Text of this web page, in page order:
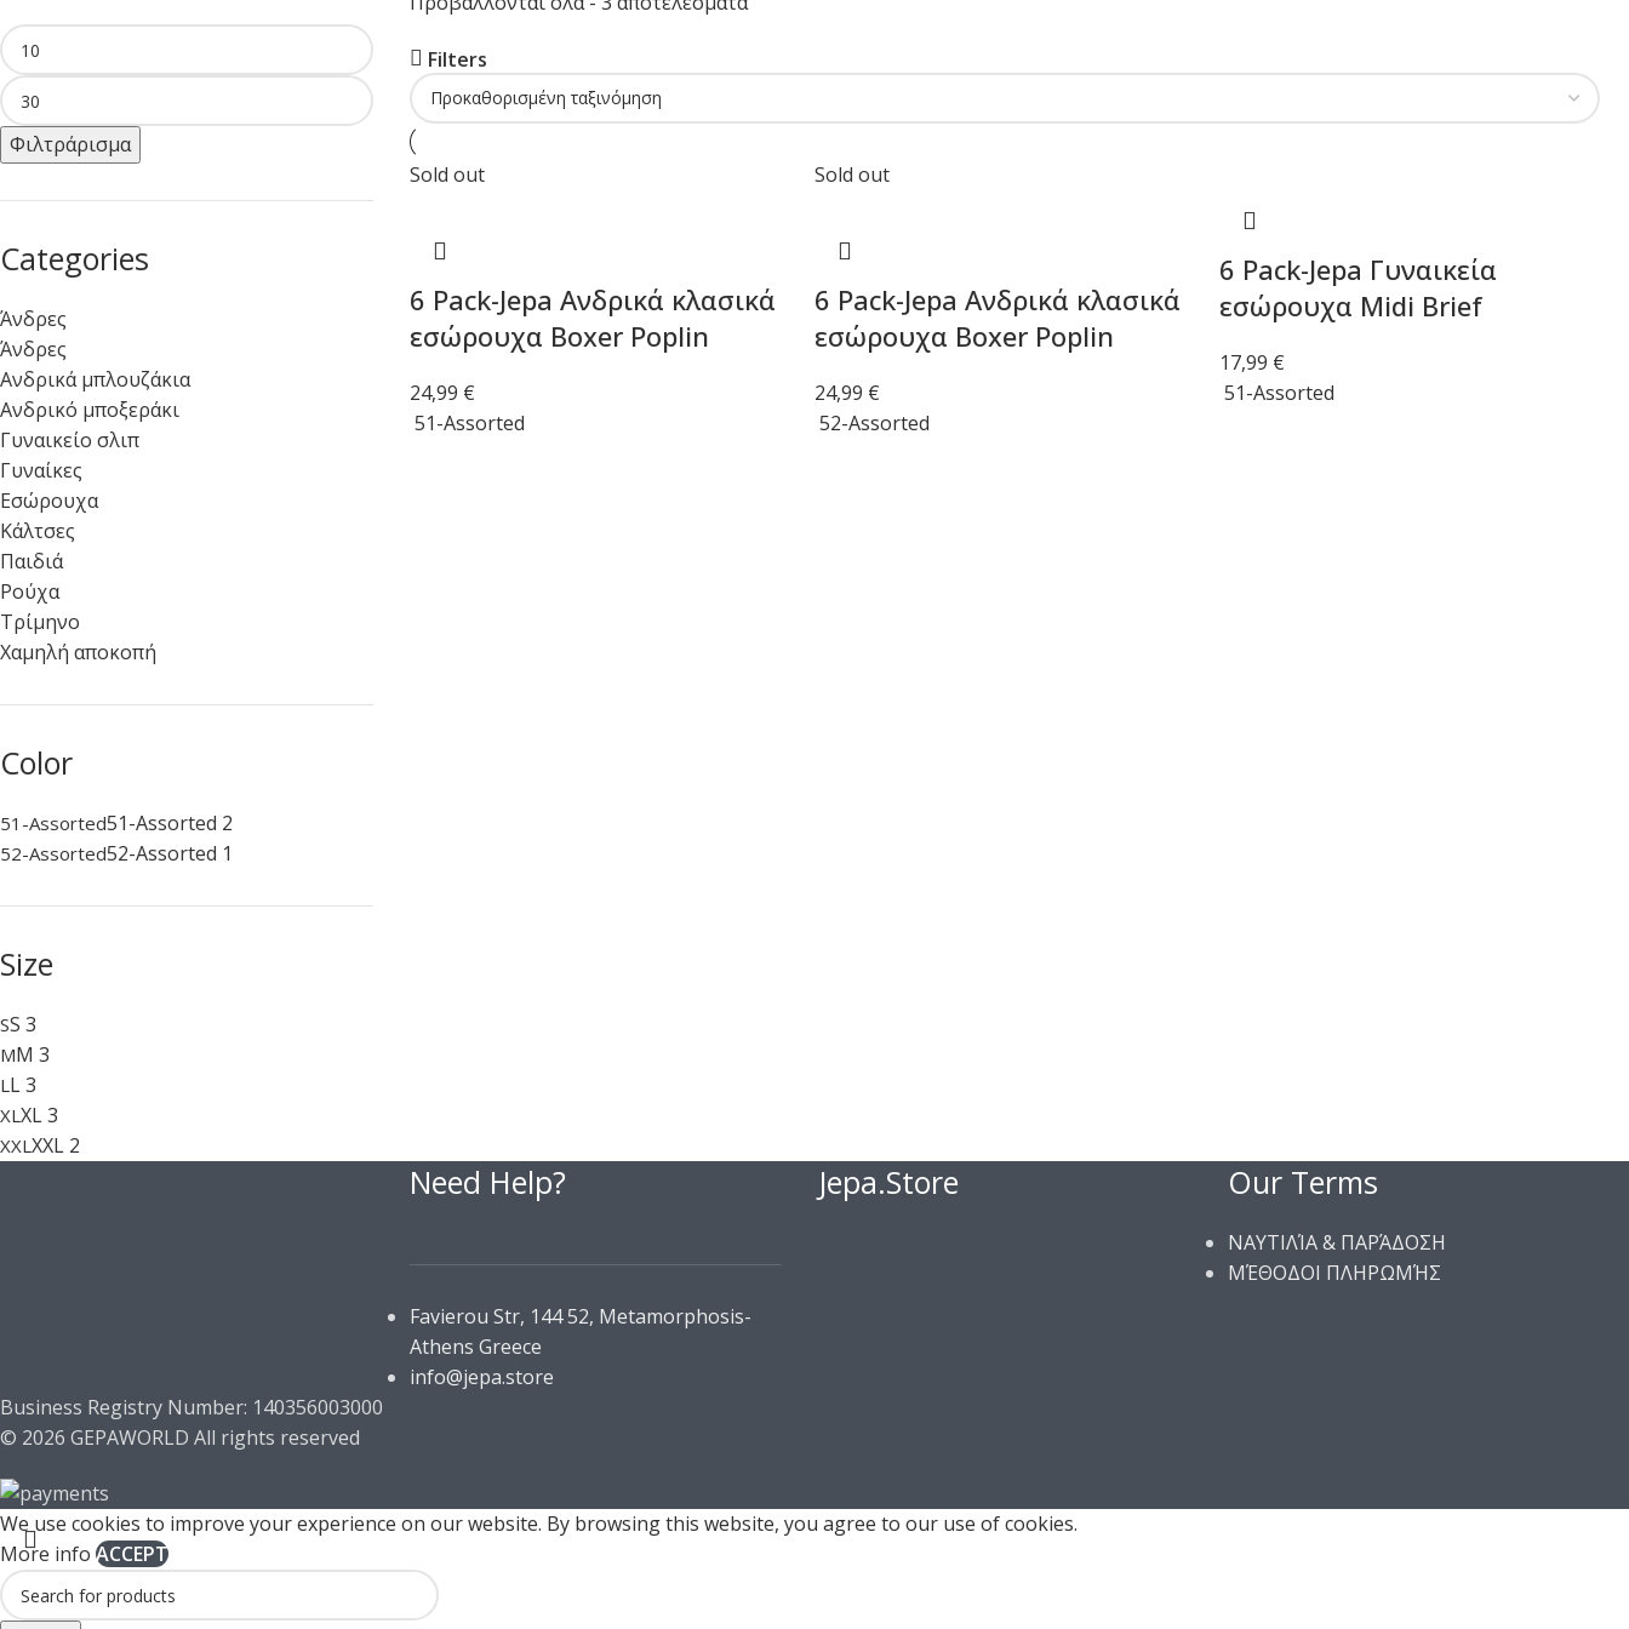
Φιλτράρισμα
Categories
Άνδρες
Άνδρες
Ανδρικά μπλουζάκια
Ανδρικό μποξεράκι
Γυναικείο σλιπ
Γυναίκες
Εσώρουχα
Κάλτσες
Παιδιά
Ρούχα
Τρίμηνο
Χαμηλή αποκοπή
Color
51-Assorted51-Assorted 2
52-Assorted52-Assorted 1
Size
SS 3
MM 3
LL3
XLXL3
XXLXXL 2
Filters
Sold out
6 Pack-Jepa Ανδρικά κλασικά
εσώρουχα Boxer Poplin
24,99 €
51-Assorted
Sold out
6 Pack-Jepa Ανδρικά κλασικά
εσώρουχα Boxer Poplin
24,99 €
52-Assorted
6 Pack-Jepa Γυναικεία
εσώρουχα Midi Brief
17,99 €
51-Assorted
Need Help?
Favierou Str, 144 52, Metamorphosis-
Athens Greece
info@jepa.store
Jepa.Store Our Terms
ΝΑΥΤΙΛΊΑ & ΠΑΡΆΔΟΣΗ
ΜΈΘΟΔΟΙ ΠΛΗΡΩΜΉΣ
Business Registry Number: 140356003000
© 2026 GEPAWORLD All rights reserved
We use cookies to improve your experience on our website. By browsing this website, you agree to our use of cookies.
More info ACCEPT